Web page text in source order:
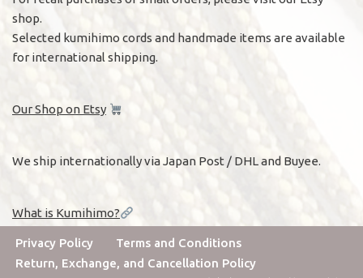
shop.
Selected kumihimo cords and handmade items are available
for international shipping.
Our Shop on Etsy
We ship internationally via Japan Post / DHL and Buyee.
What is Kumihimo?
Privacy Policy
Terms and Conditions
Return, Exchange, and Cancellation Policy